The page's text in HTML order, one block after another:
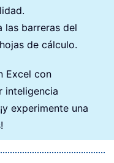
las barreras del
de cálculo.
Excel con
inteligencia
¡y experimente una